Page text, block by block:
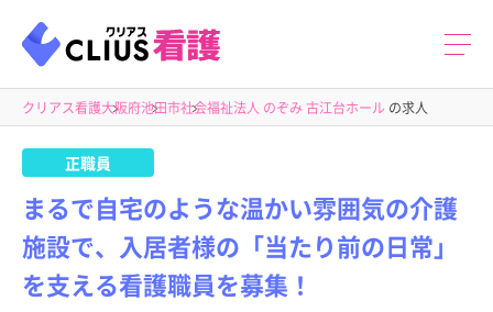
クリアス看護大阪府池田市社会福祉法人 のぞみ 古江台ホール の求人
正職員
まるで自宅のような温かい雰囲気の介護
施設で、入居者様の「当たり前の日常」
を支える看護職員を募集！